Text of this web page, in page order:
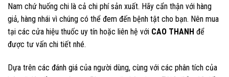
Nam chứ huống chi là cả chi phí sản xuất. Hãy cẩn thận với hàng
giả, hàng nhái vì chúng có thể đem đến bệnh tật cho bạn. Nên mua
tại các cửa hiệu thuốc uy tín hoặc liên hệ với CAO THANH để
được tư vấn chi tiết nhé.
Dựa trên các đánh giá của người dùng, cùng với các phân tích của